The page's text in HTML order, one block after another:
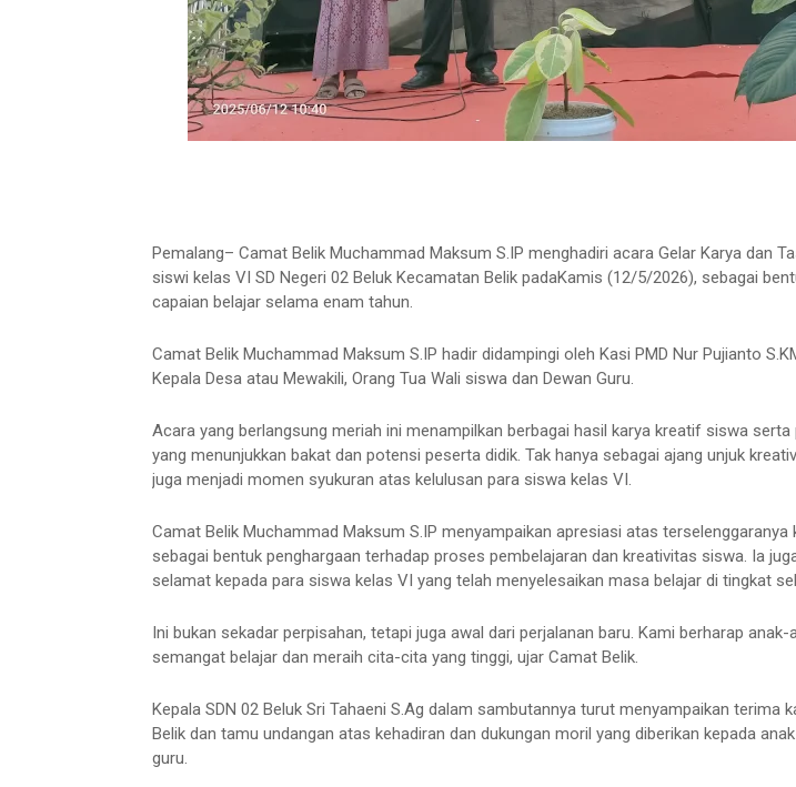
Pemalang– Camat Belik Muchammad Maksum S.IP menghadiri acara Gelar Karya dan
siswi kelas VI SD Negeri 02 Beluk Kecamatan Belik padaKamis (12/5/2026), sebagai
capaian belajar selama enam tahun.
Camat Belik Muchammad Maksum S.IP hadir didampingi oleh Kasi PMD Nur Pujianto
Kepala Desa atau Mewakili, Orang Tua Wali siswa dan Dewan Guru.
Acara yang berlangsung meriah ini menampilkan berbagai hasil karya kreatif siswa serta
yang menunjukkan bakat dan potensi peserta didik. Tak hanya sebagai ajang unjuk
juga menjadi momen syukuran atas kelulusan para siswa kelas VI.
Camat Belik Muchammad Maksum S.IP menyampaikan apresiasi atas terselenggaranya
sebagai bentuk penghargaan terhadap proses pembelajaran dan kreativitas siswa. Ia
selamat kepada para siswa kelas VI yang telah menyelesaikan masa belajar di tingkat
Ini bukan sekadar perpisahan, tetapi juga awal dari perjalanan baru. Kami berharap anak-
semangat belajar dan meraih cita-cita yang tinggi, ujar Camat Belik.
Kepala SDN 02 Beluk Sri Tahaeni S.Ag dalam sambutannya turut menyampaikan terima
Belik dan tamu undangan atas kehadiran dan dukungan moril yang diberikan kepada
guru.